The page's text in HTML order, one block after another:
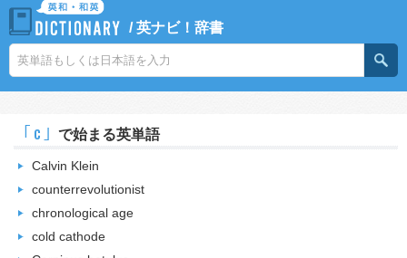
/英ナビ！辞書
｢c｣ で始まる英単語
Calvin Klein
counterrevolutionist
chronological age
cold cathode